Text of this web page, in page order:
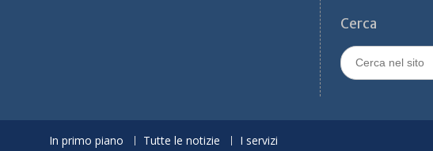
Cerca
Search
for:
In primo piano Tutte le notizie I servizi